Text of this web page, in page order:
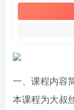
一、课程内容
本课程为大叔